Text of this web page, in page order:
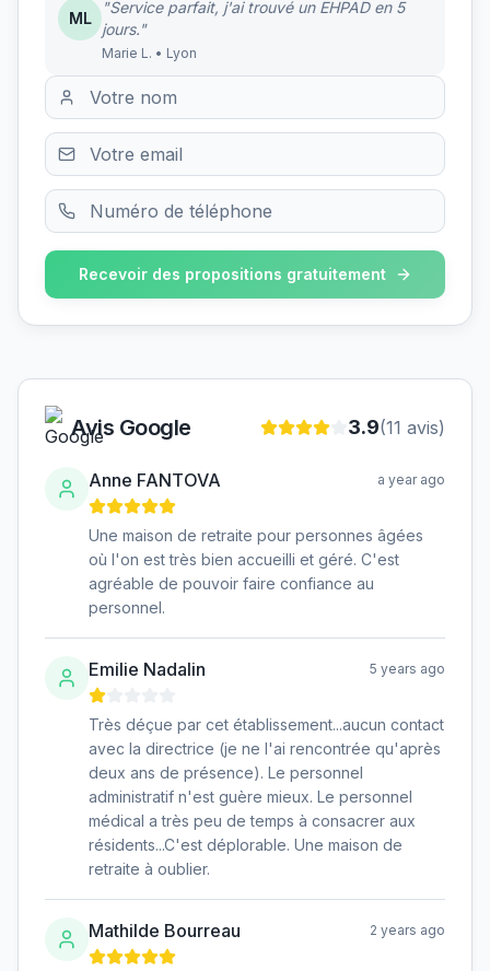
ML
"Service parfait, j'ai trouvé un EHPAD en 5
jours."
Marie L. • Lyon
Recevoir des propositions gratuitement
Avis Google 3.9(11 avis)
Anne FANTOVA a year ago
Une maison de retraite pour personnes âgées
où l'on est très bien accueilli et géré. C'est
agréable de pouvoir faire confiance au
personnel.
Emilie Nadalin 5 years ago
Très déçue par cet établissement...aucun contact
avec la directrice (je ne l'ai rencontrée qu'après
deux ans de présence). Le personnel
administratif n'est guère mieux. Le personnel
médical a très peu de temps à consacrer aux
résidents...C'est déplorable. Une maison de
retraite à oublier.
Mathilde Bourreau 2 years ago